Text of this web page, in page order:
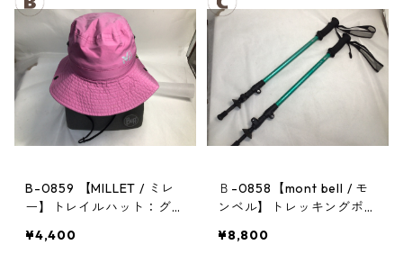
B-0859 【MILLET / ミレ
ー】トレイルハット：グラ
ト ピンク Mサイズ
¥4,400
Ｂ-0858【mont bell / モ
ンベル】トレッキングポー
ロックアンチショック EN
¥8,800